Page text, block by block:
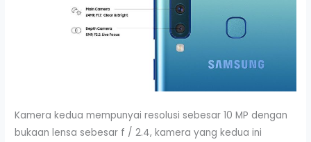
Kamera kedua mempunyai resolusi sebesar 10 MP dengan
bukaan lensa sebesar f / 2.4, kamera yang kedua ini